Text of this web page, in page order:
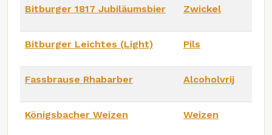
Bitburger 1817 Jubiläumsbier Zwickel
Bitburger Leichtes (Light) Pils
Fassbrause Rhabarber Alcoholvrij
Königsbacher Weizen Weizen